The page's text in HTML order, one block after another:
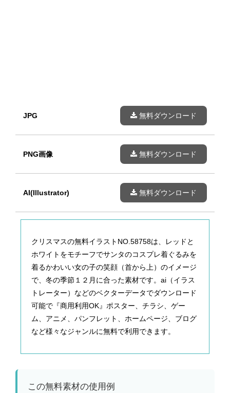
JPG 無料ダウンロード
PNG画像 無料ダウンロード
AI(Illustrator) 無料ダウンロード
クリスマスの無料イラストNO.58758は、レッドと
ホワイトをモチーフでサンタのコスプレ着ぐるみを
着るかわいい女の子の笑顔（首から上）のイメージ
で、冬の季節１２月に合った素材です。ai（イラス
トレーター）などのベクターデータでダウンロード
可能で『商用利用OK』ポスター、チラシ、ゲー
ム、アニメ、パンフレット、ホームページ、ブログ
など様々なジャンルに無料で利用できます。
この無料素材の使用例